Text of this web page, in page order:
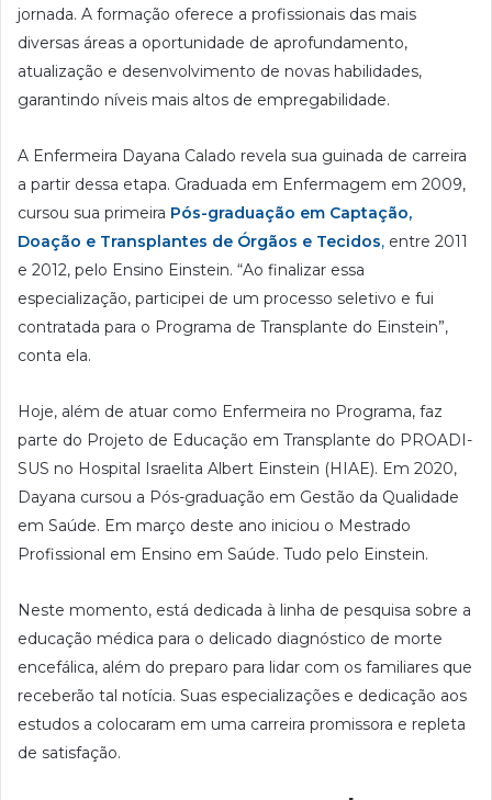
jornada. A formação oferece a profissionais das mais
diversas áreas a oportunidade de aprofundamento,
atualização e desenvolvimento de novas habilidades,
garantindo níveis mais altos de empregabilidade.
A Enfermeira Dayana Calado revela sua guinada de carreira
a partir dessa etapa. Graduada em Enfermagem em 2009,
cursou sua primeira Pós-graduação em Captação,
Doação e Transplantes de Órgãos e Tecidos, entre 2011
e 2012, pelo Ensino Einstein. “Ao finalizar essa
especialização, participei de um processo seletivo e fui
contratada para o Programa de Transplante do Einstein”,
conta ela.
Hoje, além de atuar como Enfermeira no Programa, faz
parte do Projeto de Educação em Transplante do PROADI-
SUS no Hospital Israelita Albert Einstein (HIAE). Em 2020,
Dayana cursou a Pós-graduação em Gestão da Qualidade
em Saúde. Em março deste ano iniciou o Mestrado
Profissional em Ensino em Saúde. Tudo pelo Einstein.
Neste momento, está dedicada à linha de pesquisa sobre a
educação médica para o delicado diagnóstico de morte
encefálica, além do preparo para lidar com os familiares que
receberão tal notícia. Suas especializações e dedicação aos
estudos a colocaram em uma carreira promissora e repleta
de satisfação.